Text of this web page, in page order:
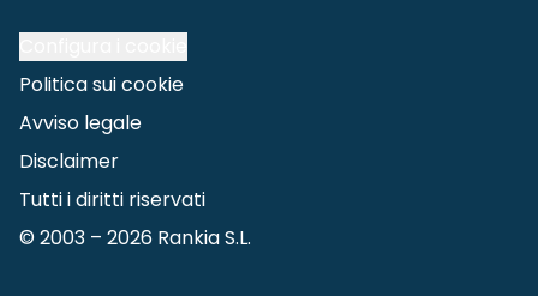
Politica sui cookie
Avviso legale
Disclaimer
Tutti i diritti riservati
© 2003 – 2026 Rankia S.L.